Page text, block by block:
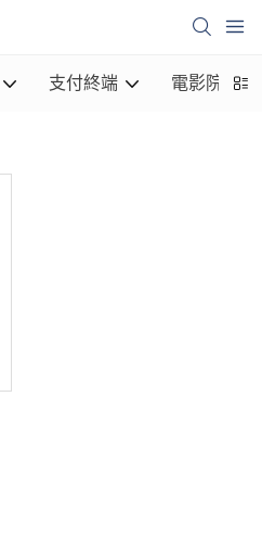
支付終端 電影院亭